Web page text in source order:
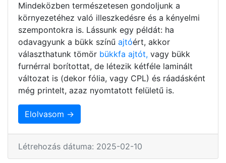
Mindeközben természetesen gondoljunk a
környezetéhez való illeszkedésre és a kényelmi
szempontokra is. Lássunk egy példát: ha
odavagyunk a bükk színű ajtóért, akkor
választhatunk tömör bükkfa ajtót, vagy bükk
furnérral borítottat, de létezik kétféle laminált
változat is (dekor fólia, vagy CPL) és ráadásként
még printelt, azaz nyomtatott felületű is.
Elolvasom →
Létrehozás dátuma: 2025-02-10